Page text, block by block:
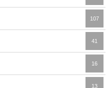
107
41
16
13